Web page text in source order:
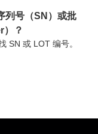
列号（SN）或批
）？
SN 或 LOT 编号。